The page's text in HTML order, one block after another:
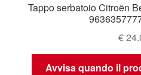
Tappo serbatoio Citroën
€
Avvisa quando il